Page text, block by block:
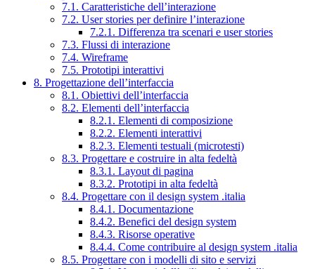
7.1. Caratteristiche dell’interazione
7.2. User stories per definire l’interazione
7.2.1. Differenza tra scenari e user stories
7.3. Flussi di interazione
7.4. Wireframe
7.5. Prototipi interattivi
8. Progettazione dell’interfaccia
8.1. Obiettivi dell’interfaccia
8.2. Elementi dell’interfaccia
8.2.1. Elementi di composizione
8.2.2. Elementi interattivi
8.2.3. Elementi testuali (microtesti)
8.3. Progettare e costruire in alta fedeltà
8.3.1. Layout di pagina
8.3.2. Prototipi in alta fedeltà
8.4. Progettare con il design system .italia
8.4.1. Documentazione
8.4.2. Benefici del design system
8.4.3. Risorse operative
8.4.4. Come contribuire al design system .italia
8.5. Progettare con i modelli di sito e servizi